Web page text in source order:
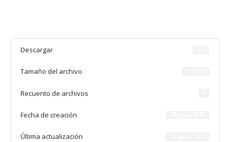
Descargar
Tamaño del archivo
Recuento de archivos
Fecha de creación
Última actualización